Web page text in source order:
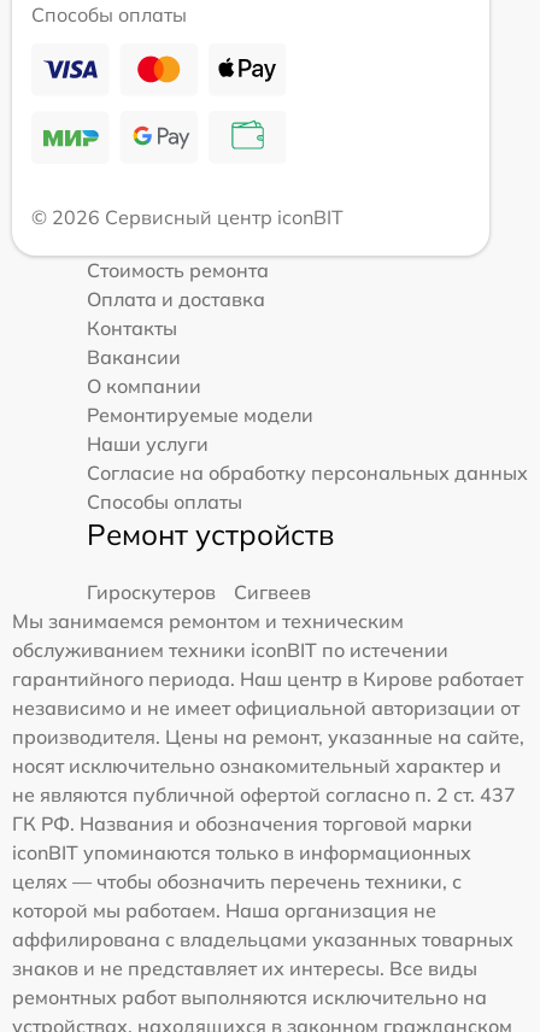
Способы оплаты
© 2026 Сервисный центр iconBIT
Стоимость ремонта
Оплата и доставка
Контакты
Вакансии
О компании
Ремонтируемые модели
Наши услуги
Согласие на обработку персональных данных
Способы оплаты
Ремонт устройств
Гироскутеров
Сигвеев
Мы занимаемся ремонтом и техническим
обслуживанием техники iconBIT по истечении
гарантийного периода. Наш центр в Кирове работает
независимо и не имеет официальной авторизации от
производителя. Цены на ремонт, указанные на сайте,
носят исключительно ознакомительный характер и
не являются публичной офертой согласно п. 2 ст. 437
ГК РФ. Названия и обозначения торговой марки
iconBIT упоминаются только в информационных
целях — чтобы обозначить перечень техники, с
которой мы работаем. Наша организация не
аффилирована с владельцами указанных товарных
знаков и не представляет их интересы. Все виды
ремонтных работ выполняются исключительно на
устройствах, находящихся в законном гражданском